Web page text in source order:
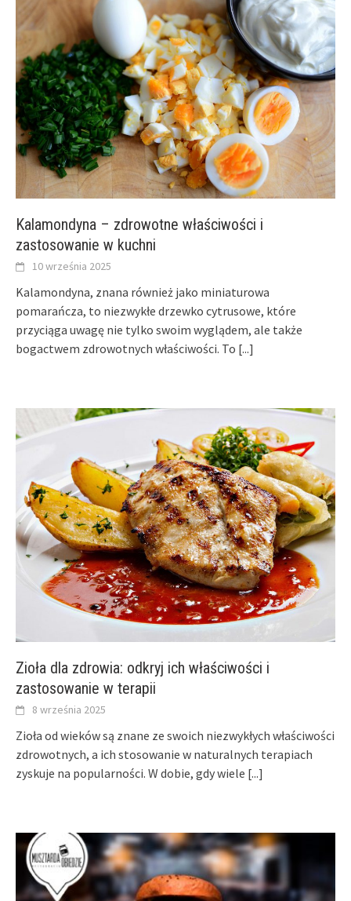
Kalamondyna – zdrowotne właściwości i
zastosowanie w kuchni
10 września 2025
Kalamondyna, znana również jako miniaturowa
pomarańcza, to niezwykłe drzewko cytrusowe, które
przyciąga uwagę nie tylko swoim wyglądem, ale także
bogactwem zdrowotnych właściwości. To [...]
Zioła dla zdrowia: odkryj ich właściwości i
zastosowanie w terapii
8 września 2025
Zioła od wieków są znane ze swoich niezwykłych właściwości
zdrowotnych, a ich stosowanie w naturalnych terapiach
zyskuje na popularności. W dobie, gdy wiele [...]